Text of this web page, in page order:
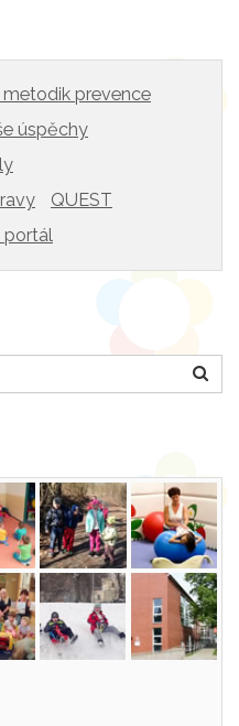
metodik prevence
úspěchy
QUEST
Hledat